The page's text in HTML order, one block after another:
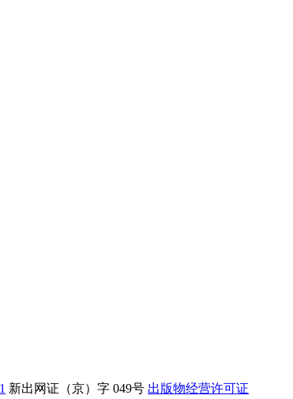
新出网证（京）字 049号 出版物经营许可证